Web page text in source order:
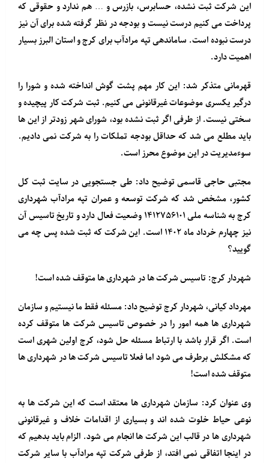
این شرکت ثبت نشده، حسابرس، بازرس و … هم ندارد و حقوقی که
پرداخت می کنیم درست نیست و بودجه در نظر گرفته شده برای آن نیز
درست نبوده است. ساماندهی تپه مرادآب برای کرج و استان البرز بسیار
اهمیت دارد.
قهرمانی متذکر شد: این کار مهم پشت گوش انداخته شده و شورا را
درگیر یکسری موضوعات غیرقانونی می کنیم. ثبت شرکت کار پیچیده و
سختی نیست. از طرفی اگر ثبت نشده بود، شورای شهر زودتر از این ها
باید مطلع می شد که حداقل بودجه تملکات را به شرکت نمی دادیم.
سوءمدیریت در این موضوع محرز است.
مجتبی حاجی قاسمی توضیح داد: طی جستجویی در سایت ثبت کل
کشور، مشخص شد که شرکت توسعه و عمران تپه مرادآب شهرداری
کرج به شناسه ملی ۱۴۱۲۷۵۶۱۰۱ وضعیت فعال دارد و تاریخ تاسیس آن
نیز چهارم خرداد ماه ۱۴۰۲ است. این شرکت که ثبت شده پس چه می
گویید؟
شهردار کرج: تاسیس شرکت ها در شهرداری ها متوقف شده است!
مهرداد کیانی، شهردار کرج توضیح داد: مسئله فقط ما نیستیم و سازمان
شهرداری ها همه امور را در خصوص تاسیس شرکت ها متوقف کرده
است. اگر قرار باشد با ارتباط مسئله حل شود، کرج اولین شهری است
که مشکلش برطرف می شود اما فعلا تاسیس شرکت ها در شهرداری ها
متوقف شده است!
وی عنوان کرد: سازمان شهرداری ها معتقد است که این شرکت ها به
نوعی حیاط خلوت شده اند و بسیاری از اقدامات خلاف و غیرقانونی
شهرداری ها در قالب این شرکت ها انجام می شود. الزام باید بدهیم که
در اینجا اتفاقی نمی افتد، از طرفی شرکت تپه مرادآب با سایر شرکت